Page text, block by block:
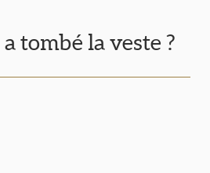
tombé la veste ?